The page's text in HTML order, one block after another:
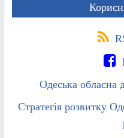
Одеська обласна
Стратегія розвитку